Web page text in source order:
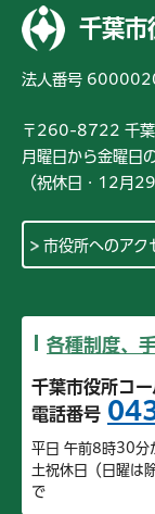
千葉市
法人番号
〒260-8722 千葉
月曜日から金曜日
（祝休日・12月
市役所へのアク
各種制度、
千葉市役所コ
電話番号
平日 午前8時30分
土祝休日（日曜は
で